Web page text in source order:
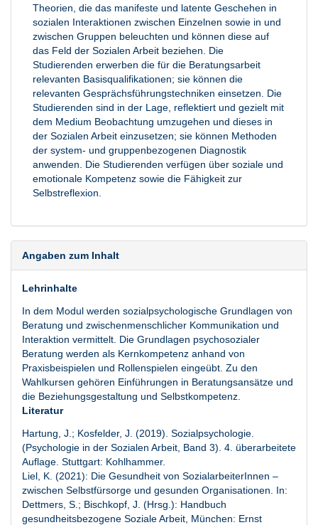
Theorien, die das manifeste und latente Geschehen in
sozialen Interaktionen zwischen Einzelnen sowie in und
zwischen Gruppen beleuchten und können diese auf
das Feld der Sozialen Arbeit beziehen. Die
Studierenden erwerben die für die Beratungsarbeit
relevanten Basisqualifikationen; sie können die
relevanten Gesprächsführungstechniken einsetzen. Die
Studierenden sind in der Lage, reflektiert und gezielt mit
dem Medium Beobachtung umzugehen und dieses in
der Sozialen Arbeit einzusetzen; sie können Methoden
der system- und gruppenbezogenen Diagnostik
anwenden. Die Studierenden verfügen über soziale und
emotionale Kompetenz sowie die Fähigkeit zur
Selbstreflexion.
Angaben zum Inhalt
Lehrinhalte
In dem Modul werden sozialpsychologische Grundlagen von
Beratung und zwischenmenschlicher Kommunikation und
Interaktion vermittelt. Die Grundlagen psychosozialer
Beratung werden als Kernkompetenz anhand von
Praxisbeispielen und Rollenspielen eingeübt. Zu den
Wahlkursen gehören Einführungen in Beratungsansätze und
die Beziehungsgestaltung und Selbstkompetenz.
Literatur
Hartung, J.; Kosfelder, J. (2019). Sozialpsychologie.
(Psychologie in der Sozialen Arbeit, Band 3). 4. überarbeitete
Auflage. Stuttgart: Kohlhammer.
Liel, K. (2021): Die Gesundheit von SozialarbeiterInnen –
zwischen Selbstfürsorge und gesunden Organisationen. In:
Dettmers, S.; Bischkopf, J. (Hrsg.): Handbuch
gesundheitsbezogene Soziale Arbeit, München: Ernst